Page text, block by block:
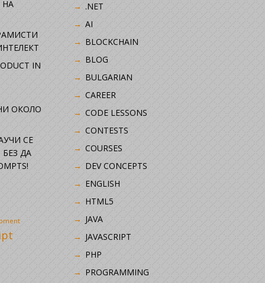
НА
IN
ОКОЛО
СЕ
ДА
.NET
AI
BLOCKCHAIN
BLOG
BULGARIAN
CAREER
CODE LESSONS
CONTESTS
COURSES
DEV CONCEPTS
ENGLISH
HTML5
JAVA
JAVASCRIPT
PHP
PROGRAMMING